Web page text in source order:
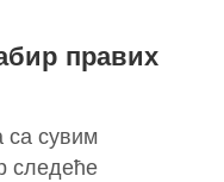
правих
са сувим
следеће